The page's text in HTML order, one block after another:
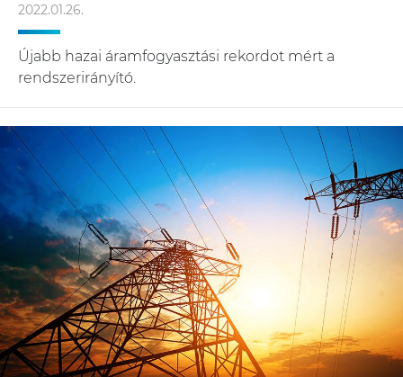
2022.01.26.
Újabb hazai áramfogyasztási rekordot mért a
rendszerirányító.